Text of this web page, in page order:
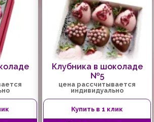
Клубника в шоколаде
№5
цена рассчитывается
индивидуально
Купить в 1 клик